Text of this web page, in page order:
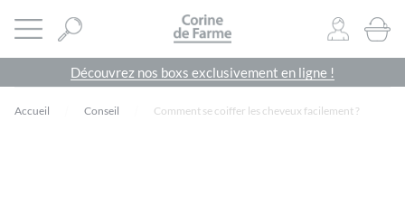
Ouvrir le menu CORINE DE FARME SITE OFFICIEL
0
Découvrez nos boxs exclusivement en ligne !
Accueil Conseil Comment se coiffer les cheveux facilement ?